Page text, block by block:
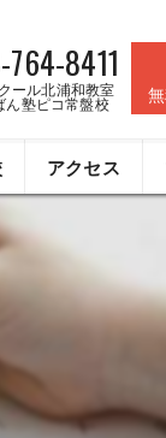
8411
ール北浦和教室
ん塾ピコ常盤校
アクセス
株式会社ライ